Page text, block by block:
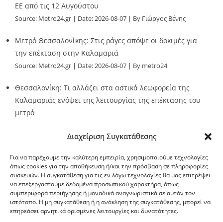
Διαχείριση Συγκατάθεσης
Για να παρέχουμε την καλύτερη εμπειρία, χρησιμοποιούμε τεχνολογίες
όπως cookies για την αποθήκευση ή/και την πρόσβαση σε πληροφορίες
συσκευών. Η συγκατάθεση για τις εν λόγω τεχνολογίες θα μας επιτρέψει
να επεξεργαστούμε δεδομένα προσωπικού χαρακτήρα, όπως
συμπεριφορά περιήγησης ή μοναδικά αναγνωριστικά σε αυτόν τον
ιστότοπο. Η μη συγκατάθεση ή η ανάκληση της συγκατάθεσης, μπορεί να
επηρεάσει αρνητικά ορισμένες λειτουργίες και δυνατότητες.
ΕΕ από τις 12 Αυγούστου
Source: Metro24.gr Date: 2026-08-07 By Γιώργος Βένης
Μετρό Θεσσαλονίκης: Στις ράγες απόψε οι δοκιμές για
την επέκταση στην Καλαμαριά
Source: Metro24.gr Date: 2026-08-07 By metro24
Θεσσαλονίκη: Τι αλλάζει στα αστικά λεωφορεία της
Καλαμαριάς ενόψει της λειτουργίας της επέκτασης του
μετρό
G-point.gr